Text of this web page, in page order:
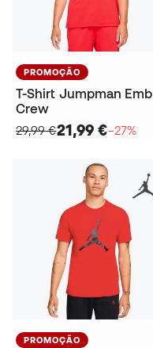
PROMOÇÃO
T-Shirt Jumpman Emb
Crew
29,99 €21,99 €−27%
PROMOÇÃO